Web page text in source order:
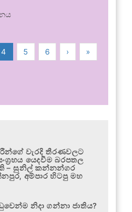
4 5 6 › »
වැරදි තීරණවලට
යෙදවීම බරපතල
– සුනිල් කන්නන්ගර
අම්පාර හිටපු මහ
නිදා ගන්නා ජාතිය?